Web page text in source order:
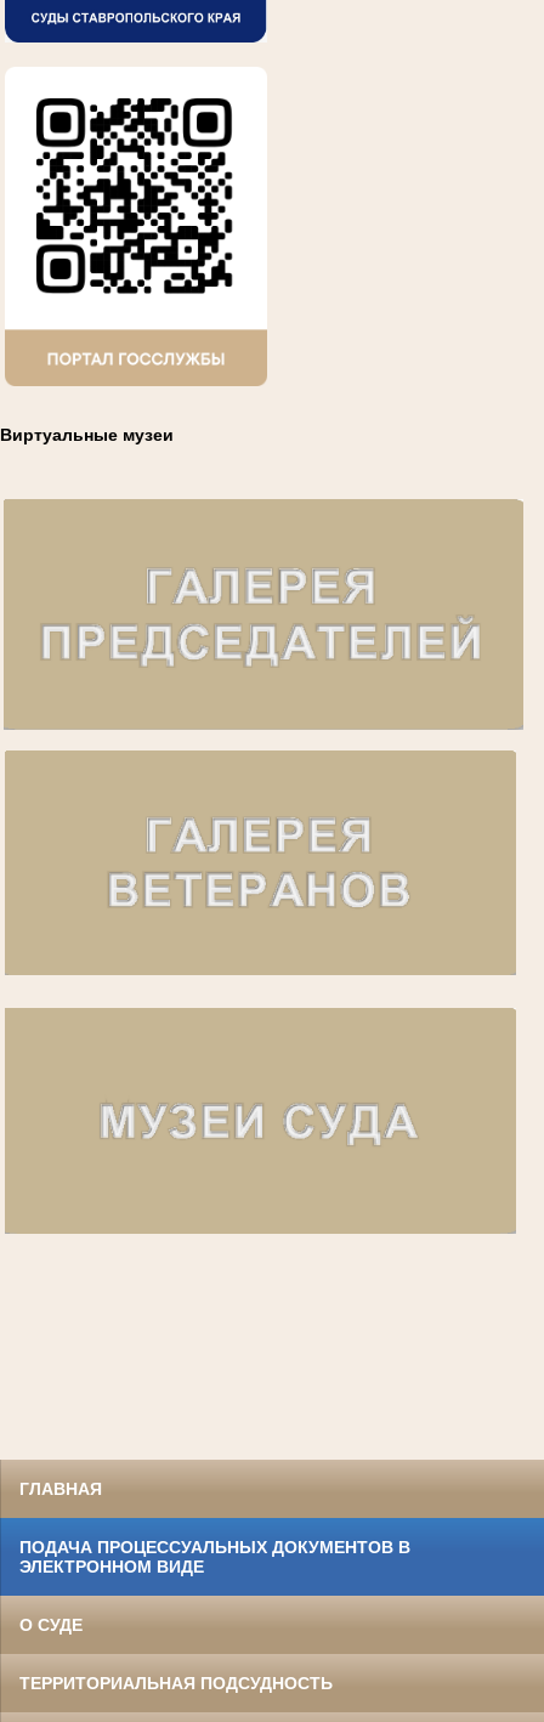
Виртуальные музеи
ГЛАВНАЯ
ПОДАЧА ПРОЦЕССУАЛЬНЫХ ДОКУМЕНТОВ В
ЭЛЕКТРОННОМ ВИДЕ
О СУДЕ
ТЕРРИТОРИАЛЬНАЯ ПОДСУДНОСТЬ